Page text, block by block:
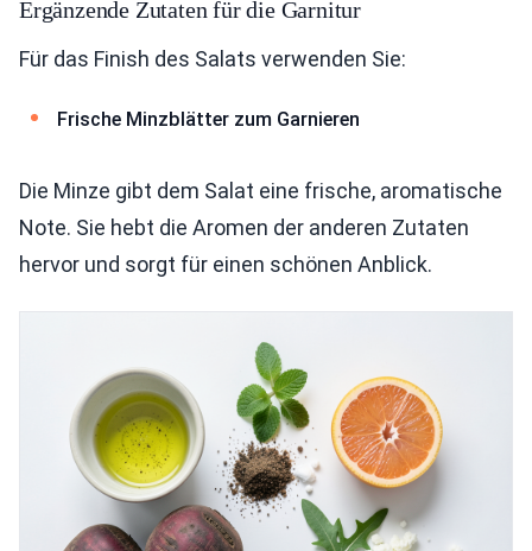
Ergänzende Zutaten für die Garnitur
Für das Finish des Salats verwenden Sie:
Frische Minzblätter zum Garnieren
Die Minze gibt dem Salat eine frische, aromatische
Note. Sie hebt die Aromen der anderen Zutaten
hervor und sorgt für einen schönen Anblick.